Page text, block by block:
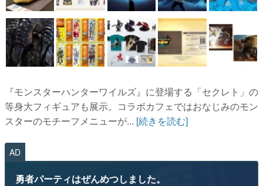
『モンスターハンターワイルズ』に登場する「セクレト」の
等身大フィギュアも展示。コラボカフェではおなじみのモン
スターのモチーフメニューが... [続きを読む]
AD
勇者パーティはぜんめつしました。